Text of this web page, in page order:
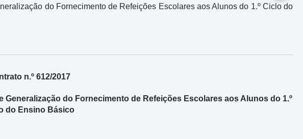
do Fornecimento de Refeições Escolares aos Alunos do 1.º Ciclo do
n.º 612/2017
do Fornecimento de Refeições Escolares aos Alunos do 1.º
do Ensino Básico